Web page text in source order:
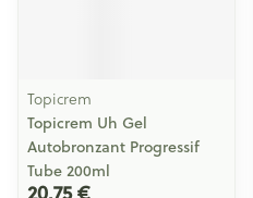
Topicrem
Topicrem Uh Gel
Autobronzant Progressif
Tube 200ml